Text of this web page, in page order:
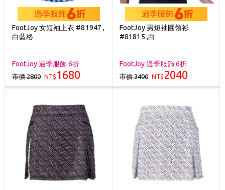
FootJoy 女短袖上衣 #81947 ,
白藍格
FootJoy 過季服飾 6折
市價 2800 NT$ 1680
FootJoy 男短袖圓領衫
#81815 ,白
FootJoy 過季服飾 6折
市價 3400 NT$ 2040